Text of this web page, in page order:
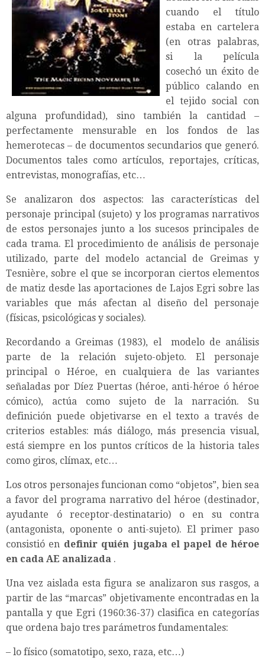
cuando el título
estaba en cartelera
(en otras palabras,
si la película
cosechó un éxito de
público calando en
el tejido social con
alguna profundidad), sino también la cantidad –
perfectamente mensurable en los fondos de las
hemerotecas – de documentos secundarios que generó.
Documentos tales como artículos, reportajes, críticas,
entrevistas, monografías, etc…
Se analizaron dos aspectos: las características del
personaje principal (sujeto) y los programas narrativos
de estos personajes junto a los sucesos principales de
cada trama. El procedimiento de análisis de personaje
utilizado, parte del modelo actancial de Greimas y
Tesnière, sobre el que se incorporan ciertos elementos
de matiz desde las aportaciones de Lajos Egri sobre las
variables que más afectan al diseño del personaje
(físicas, psicológicas y sociales).
Recordando a Greimas (1983), el modelo de análisis
parte de la relación sujeto-objeto. El personaje
principal o Héroe, en cualquiera de las variantes
señaladas por Díez Puertas (héroe, anti-héroe ó héroe
cómico), actúa como sujeto de la narración. Su
definición puede objetivarse en el texto a través de
criterios estables: más diálogo, más presencia visual,
está siempre en los puntos críticos de la historia tales
como giros, clímax, etc…
Los otros personajes funcionan como “objetos”, bien sea
a favor del programa narrativo del héroe (destinador,
ayudante ó receptor-destinatario) o en su contra
(antagonista, oponente o anti-sujeto). El primer paso
consistió en definir quién jugaba el papel de héroe
en cada AE analizada .
Una vez aislada esta figura se analizaron sus rasgos, a
partir de las “marcas” objetivamente encontradas en la
pantalla y que Egri (1960:36-37) clasifica en categorías
que ordena bajo tres parámetros fundamentales:
– lo físico (somatotipo, sexo, raza, etc…)